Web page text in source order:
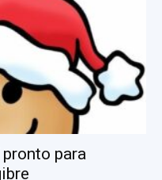
para